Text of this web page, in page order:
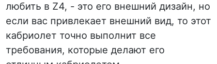
любить в Z4, - это его внешний дизайн, но
если вас привлекает внешний вид, то этот
кабриолет точно выполнит все
требования, которые делают его